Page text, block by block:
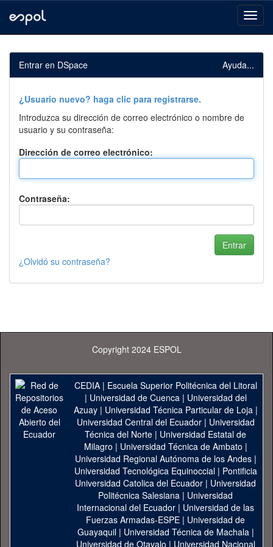
navigation
Entrar en DSpace Ayuda...
¿Usuario nuevo? haga clic para registrarse.
Introduzca su dirección de correo electrónico o nombre de
usuario y su contraseña:
Dirección de correo electrónico:
Contraseña:
¿Olvidó su contraseña?
Copyright 2024 ESPOL
CEDIA| Escuela Superior Politécnica del Litoral
| Universidad de Cuenca| Universidad del
Azuay| Universidad Técnica Particular de Loja|
Universidad Central del Ecuador| Universidad
Técnica del Norte | Universidad Estatal de
Milagro | Universidad Técnica de Ambato |
Universidad Regional Autónoma de los Andes|
Universidad Tecnológica Equinoccial| Pontificia
Universidad Catolica del Ecuador | Universidad
Politécnica Salesiana | Universidad
Internacional del Ecuador | Universidad de las
Fuerzas Armadas-ESPE | Universidad de
Guayaquil| Universidad Técnica de Machala|
Universidad de Otavalo | Universidad Nacional